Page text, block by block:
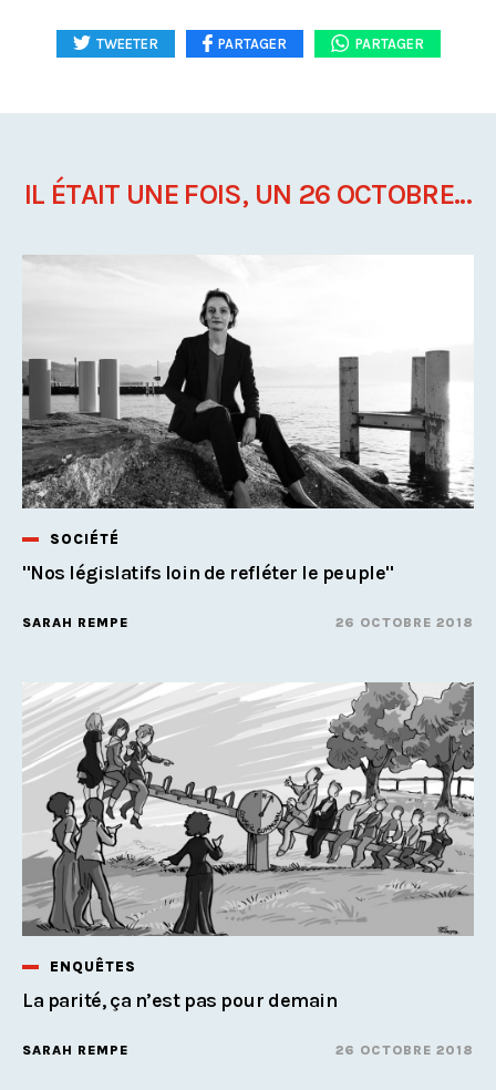
TWEETER PARTAGER PARTAGER
IL ÉTAIT UNE FOIS, UN 26 OCTOBRE...
SOCIÉTÉ
''Nos législatifs loin de refléter le peuple''
SARAH REMPE 26 OCTOBRE 2018
ENQUÊTES
La parité, ça n’est pas pour demain
SARAH REMPE 26 OCTOBRE 2018